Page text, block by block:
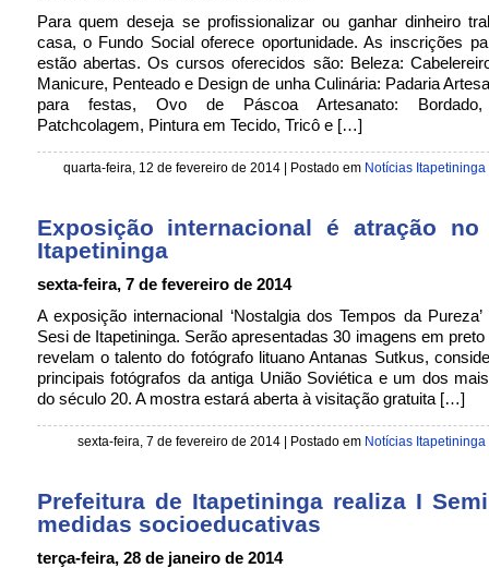
Para quem deseja se profissionalizar ou ganhar dinheiro
casa, o Fundo Social oferece oportunidade. As inscrições
estão abertas. Os cursos oferecidos são: Beleza:
Manicure, Penteado e Design de unha Culinária: Padaria
para festas, Ovo de Páscoa Artesanato: Bordado,
Patchcolagem, Pintura em Tecido, Tricô e […]
quarta-feira, 12 de fevereiro de 2014 | Postado em Notícias Itapetininga
Exposição internacional é atração
Itapetininga
sexta-feira, 7 de fevereiro de 2014
A exposição internacional ‘Nostalgia dos Tempos da
Sesi de Itapetininga. Serão apresentadas 30 imagens em
revelam o talento do fotógrafo lituano Antanas Sutkus,
principais fotógrafos da antiga União Soviética e um dos
do século 20. A mostra estará aberta à visitação gratuita […]
sexta-feira, 7 de fevereiro de 2014 | Postado em Notícias Itapetininga
Prefeitura de Itapetininga realiza I
medidas socioeducativas
terça-feira, 28 de janeiro de 2014